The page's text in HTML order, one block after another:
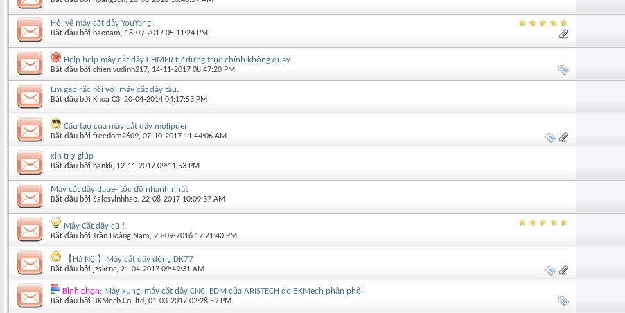
Hỏi về máy cắt dây YouYang
Bắt đầu bởi baonam‎, 18-09-2017 05:11:24 PM
Help help máy cắt dây CHMER tự dưng trục chính không quay
Bắt đầu bởi chien.vudinh217‎, 14-11-2017 08:47:20 PM
Em gặp rắc rối với máy cắt dây tàu.
Bắt đầu bởi Khoa C3‎, 20-04-2014 04:17:53 PM
Cấu tạo của máy cắt dây molipden
Bắt đầu bởi freedom2609‎, 07-10-2017 11:44:06 AM
xin trợ giúp
Bắt đầu bởi hankk‎, 12-11-2017 09:11:53 PM
Máy cắt dây datie- tốc độ nhanh nhất
Bắt đầu bởi Salesvinhhao‎, 22-08-2017 10:09:37 AM
Máy Cắt dây cũ !
Bắt đầu bởi Trần Hoàng Nam‎, 23-09-2016 12:21:40 PM
【Hà Nội】Máy cắt dây dòng DK77
Bắt đầu bởi jzskcnc‎, 21-04-2017 09:49:31 AM
Bình chọn: Máy xung, máy cắt dây CNC, EDM của ARISTECH do BKMech phân phối
Bắt đầu bởi BKMech Co.,ltd‎, 01-03-2017 02:28:59 PM